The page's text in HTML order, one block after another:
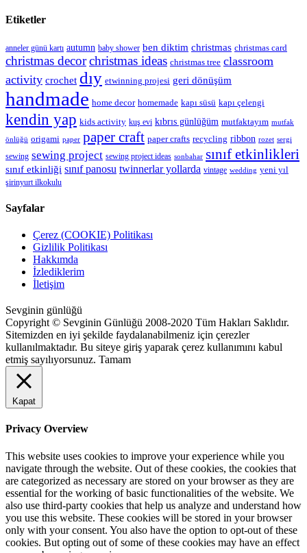
Etiketler
anneler günü kartı autumn baby shower ben diktim christmas christmas card
christmas decorchristmas ideas christmas tree classroom
activity crochet dıy etwinning projesi geri dönüşüm
handmade home decor homemade kapı süsü kapı çelengi
kendin yap kids activity kuş evi kıbrıs günlüğüm mutfaktayım mutfak
önlüğü origami paper paper craft paper crafts recycling ribbon rozet sergi
sewing sewing project sewing project ideas sonbahar sınıf etkinlikleri
sınıf etkinliği sınıf panosu twinnerlar yollarda vintage wedding yeni yıl
şirinyurt ilkokulu
Sayfalar
Çerez (COOKIE) Politikası
Gizlilik Politikası
Hakkımda
İzlediklerim
İletişim
Sevginin günlüğü
Copyright © Sevginin Günlüğü 2008-2020 Tüm Hakları Saklıdır.
Sitemizden en iyi şekilde faydalanabilmeniz için çerezler
kullanılmaktadır. Bu siteye giriş yaparak çerez kullanımını kabul
etmiş sayılıyorsunuz. Tamam
Kapat
Privacy Overview
This website uses cookies to improve your experience while you
navigate through the website. Out of these cookies, the cookies that
are categorized as necessary are stored on your browser as they are
essential for the working of basic functionalities of the website. We
also use third-party cookies that help us analyze and understand how
you use this website. These cookies will be stored in your browser
only with your consent. You also have the option to opt-out of these
cookies. But opting out of some of these cookies may have an effect